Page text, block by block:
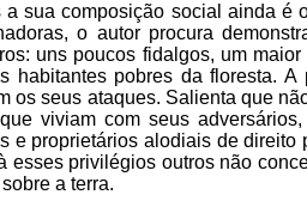
sua composição social ainda é
o autor procura
uns poucos fidalgos, um
pobres da floresta. A
os seus ataques. Salienta que
viviam com seus
proprietários alodiais de
privilégios outros não
a terra.